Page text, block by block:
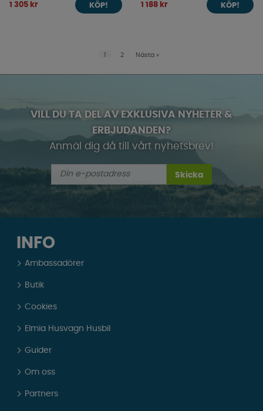
1 305 kr KÖP! 1 188 kr KÖP!
1 2 Nästa »
VILL DU TA DEL AV EXKLUSIVA NYHETER &
ERBJUDANDEN?
Anmäl dig då till vårt nyhetsbrev!
Skicka
INFO
Ambassadörer
Butik
Cookies
Elmia Husvagn Husbil
Guider
Om oss
Partners